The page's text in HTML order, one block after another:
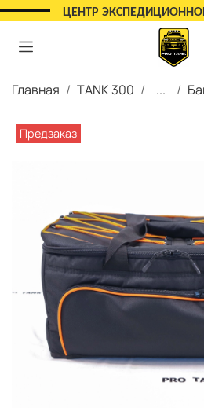
ЦЕНТР
Главная TANK 300 ...
Предзаказ